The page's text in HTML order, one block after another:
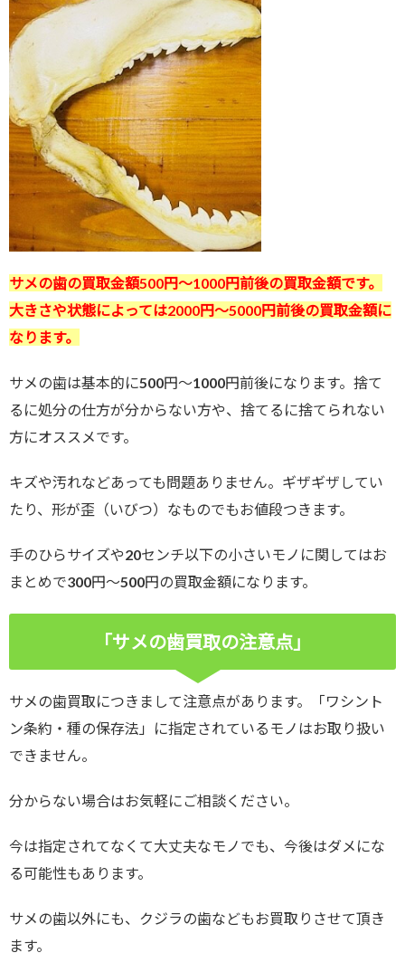
サメの歯の買取金額500円～1000円前後の買取金額です。
大きさや状態によっては2000円～5000円前後の買取金額に
なります。
サメの歯は基本的に500円～1000円前後になります。捨て
るに処分の仕方が分からない方や、捨てるに捨てられない
方にオススメです。
キズや汚れなどあっても問題ありません。ギザギザしてい
たり、形が歪（いびつ）なものでもお値段つきます。
手のひらサイズや20センチ以下の小さいモノに関してはお
まとめで300円～500円の買取金額になります。
「サメの歯買取の注意点」
サメの歯買取につきまして注意点があります。「ワシント
ン条約・種の保存法」に指定されているモノはお取り扱い
できません。
分からない場合はお気軽にご相談ください。
今は指定されてなくて大丈夫なモノでも、今後はダメにな
る可能性もあります。
サメの歯以外にも、クジラの歯などもお買取りさせて頂き
ます。